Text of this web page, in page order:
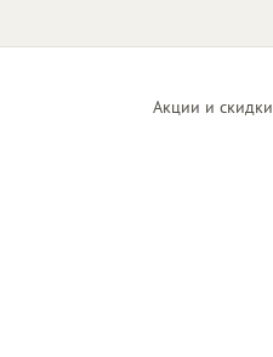
Акции и скидки